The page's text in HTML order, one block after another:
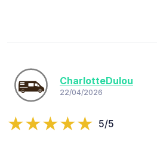
CharlotteDulou
22/04/2026
5/5